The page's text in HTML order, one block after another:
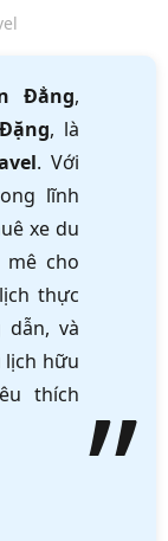
Đẳng,
, là
. Với
lĩnh
xe du
cho
thực
và
lịch hữu
thích